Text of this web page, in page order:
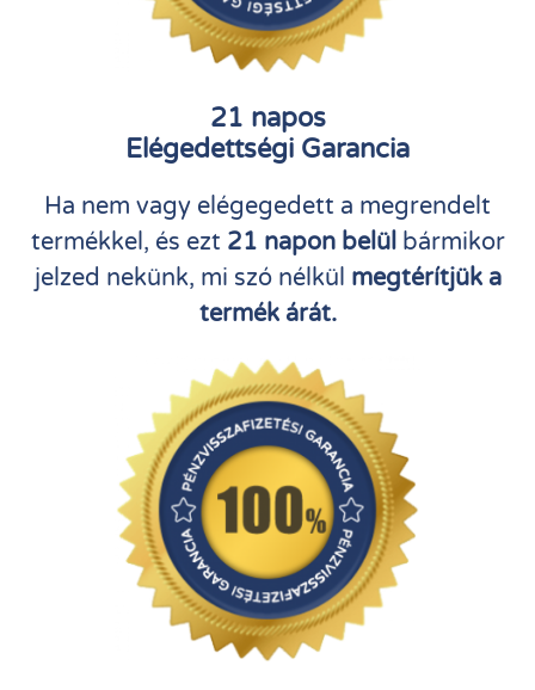
21 napos
Elégedettségi Garancia
Ha nem vagy elégegedett a megrendelt
termékkel, és ezt 21 napon belülbármikor
jelzed nekünk, mi szó nélkül megtérítjük a
termék árát.